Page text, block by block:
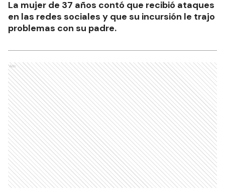
La mujer de 37 años contó que recibió ataques
en las redes sociales y que su incursión le trajo
problemas con su padre.
Ads